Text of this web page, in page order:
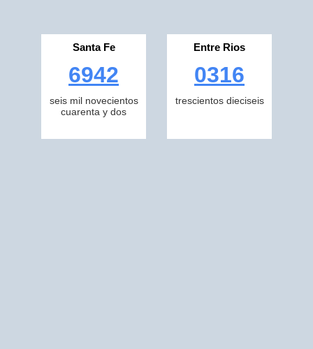
Santa Fe
6942
seis mil novecientos
cuarenta y dos
Entre Rios
0316
trescientos dieciseis